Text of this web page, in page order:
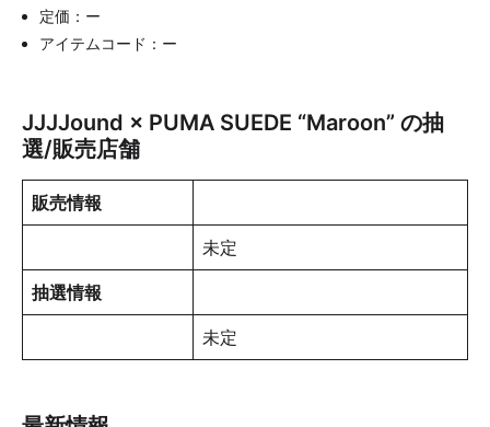
定価：ー
アイテムコード：ー
JJJJound × PUMA SUEDE “Maroon” の抽
選/販売店舗
販売情報
未定
抽選情報
未定